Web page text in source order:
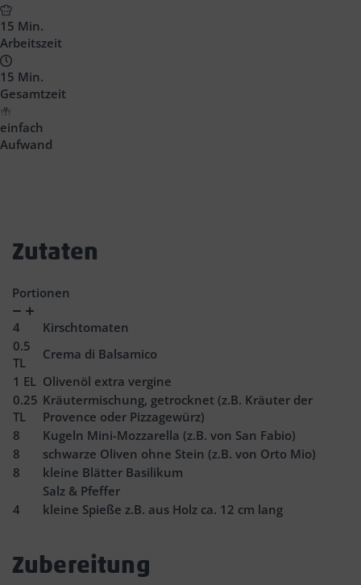
Headline
15 Min.
Arbeitszeit
15 Min.
Gesamtzeit
einfach
Aufwand
Zutaten
Portionen
Verringern
Zunahme
4
Kirschtomaten
0.5
TL
Crema di Balsamico
1 EL Olivenöl extra vergine
0.25
TL
Kräutermischung, getrocknet (z.B. Kräuter der
Provence oder Pizzagewürz)
8
Kugeln Mini-Mozzarella (z.B. von San Fabio)
8
schwarze Oliven ohne Stein (z.B. von Orto Mio)
8
kleine Blätter Basilikum
Salz & Pfeffer
4
kleine Spieße z.B. aus Holz ca. 12 cm lang
Zubereitung